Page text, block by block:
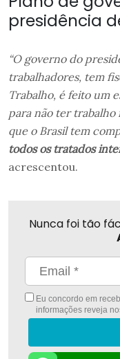
presidência
“O governo do
trabalhadores, tem
Trabalho, é feito um
para não ter trabalho
que o Brasil tem
todos os tratados
acrescentou.
Nunca foi tão
Eu concordo em
informações reveja